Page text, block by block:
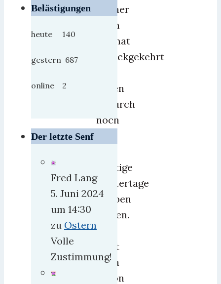
meiner
alten
Heimat
zurückgekehrt
haben
dadurch
noch
richtige
Wintertage
erleben
dürfen.
Das
sieht
doch
schon
Belästigungen
heute 140
gestern 687
online 2
Der letzte Senf
Fred Lang
5. Juni 2024
um 14:30
zu Ostern
Volle
Zustimmung!